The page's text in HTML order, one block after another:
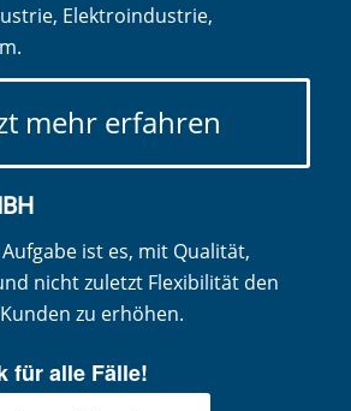
Elektroindustrie,
mehr erfahren
ist es, mit Qualität,
nicht zuletzt Flexibilität den
zu erhöhen.
für alle Fälle!